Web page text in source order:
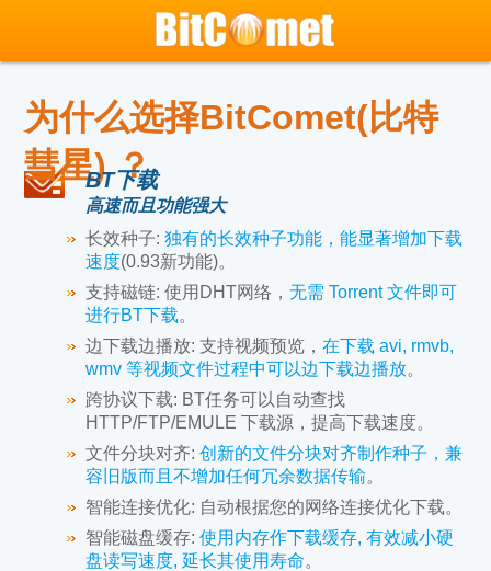
为什么选择BitComet(比特
彗星) ？
BT下载
高速而且功能强大
长效种子: 独有的长效种子功能，能显著增加下载
速度(0.93新功能)。
支持磁链: 使用DHT网络，无需 Torrent 文件即可
进行BT下载。
边下载边播放: 支持视频预览，在下载 avi, rmvb,
wmv 等视频文件过程中可以边下载边播放。
跨协议下载: BT任务可以自动查找
HTTP/FTP/EMULE 下载源，提高下载速度。
文件分块对齐: 创新的文件分块对齐制作种子，兼
容旧版而且不增加任何冗余数据传输。
智能连接优化: 自动根据您的网络连接优化下载。
智能磁盘缓存: 使用内存作下载缓存, 有效减小硬
盘读写速度, 延长其使用寿命。